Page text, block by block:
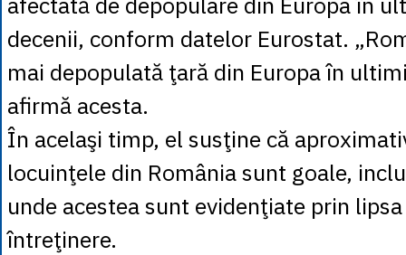
decenii, conform datelor Eurostat.
mai depopulată ţară din Europa în
afirmă acesta.
În acelaşi timp, el susţine că
locuinţele din România sunt goale,
unde acestea sunt evidenţiate prin
întreţinere.